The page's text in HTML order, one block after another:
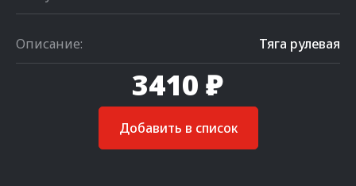
Описание: Тяга рулевая
3410 ₽
Добавить в список